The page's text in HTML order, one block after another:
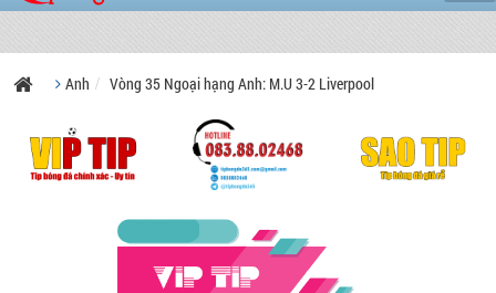
Anh Vòng 35 Ngoại hạng Anh: M.U 3-2 Liverpool